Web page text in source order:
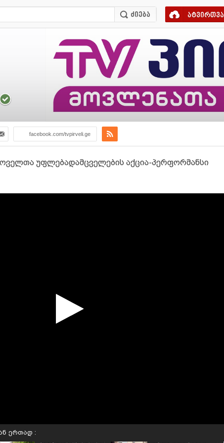
ატვირთვა
facebook.com/tvpirveli.ge
უფლებადამცველების აქცია-პერფორმანსი
ერთად :